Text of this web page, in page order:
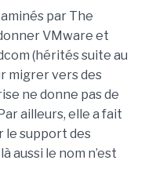
par The
VMware et
(hérités suite au
migrer vers des
ne donne pas de
ailleurs, elle a fait
le support des
aussi le nom n’est